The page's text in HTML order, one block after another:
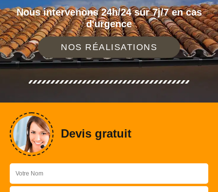
Nous intervenons 24h/24 sur 7j/7 en cas
d'urgence
NOS RÉALISATIONS
Devis gratuit